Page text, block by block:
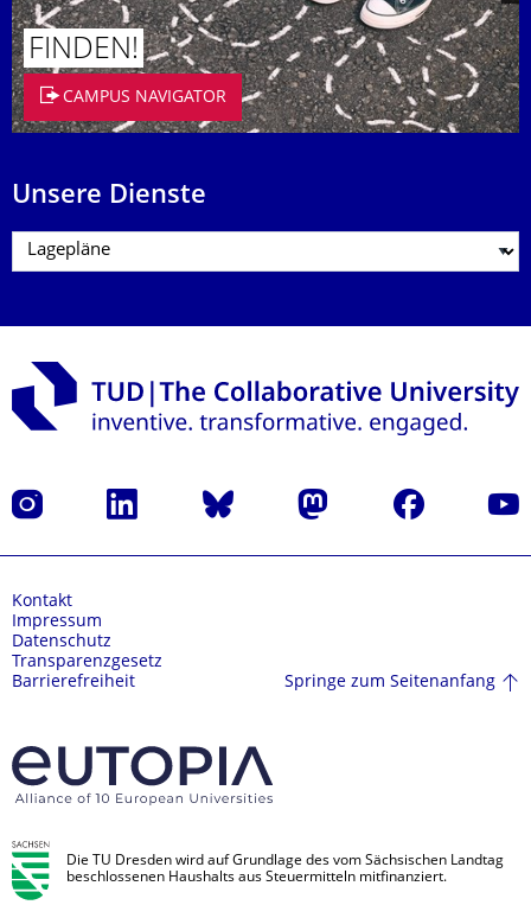
FINDEN!
CAMPUS NAVIGATOR
Unsere Dienste
Instagram LinkedIn Bluesky Mastodon Facebook
Kontakt
Impressum
Datenschutz
Transparenzgesetz
Barrierefreiheit
Springe zum Seitenanfang
Die TU Dresden wird auf Grundlage des vom Sächsischen Landtag
beschlossenen Haushalts aus Steuermitteln mitfinanziert.